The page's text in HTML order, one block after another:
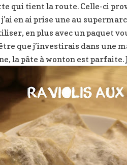
sauce
au
gorgonzola
qui tient la route. Celle-ci
en ai prise une au
en plus avec un paquet
que j’investirais dans une
la pâte à wonton est parfaite.